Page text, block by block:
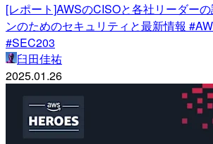
[レポート]AWSのCISOと各社リーダー
ンのためのセキュリティと最新情報
#SEC203
臼田佳祐
2025.01.26